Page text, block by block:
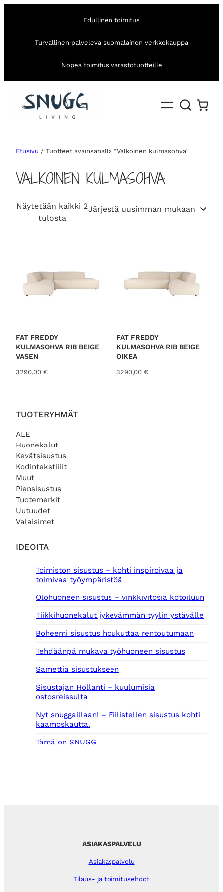
Edullinen toimitus
Turvallinen palveleva suomalainen verkkokauppa
Nopea toimitus varastotuotteille
TUOTERYHMÄT
ALE
Huonekalut
Kevätsisustus
Kodintekstiilit
Muut
Piensisustus
Tuotemerkit
Uutuudet
Valaisimet
IDEOITA
Toimiston sisustus – kohti inspiroivaa ja
toimivaa työympäristöä
Olohuoneen sisustus – vinkkivitosia kotoiluun
Tiikkihuonekalut jykevämmän tyylin ystävälle
Boheemi sisustus houkuttaa rentoutumaan
Tehdäänpä mukava työhuoneen sisustus
Samettia sisustukseen
Sisustajan Hollanti – kuulumisia
ostosreissulta
Nyt snuggaillaan! – Fiilistellen sisustus kohti
kaamoskautta.
Tämä on SNUGG
Etusivu / Tuotteet avainsanalla “Valkoinen kulmasohva”
VALKOINEN KULMASOHVA
Näytetään kaikki 2
tulostaS
b
e
FAT FREDDY
KULMASOHVA RIB BEIGE
VASEN
3290,00 €
FAT FREDDY
KULMASOHVA RIB BEIGE
OIKEA
3290,00 €
ASIAKASPALVELU
Asiakaspalvelu
Tilaus- ja toimitusehdot